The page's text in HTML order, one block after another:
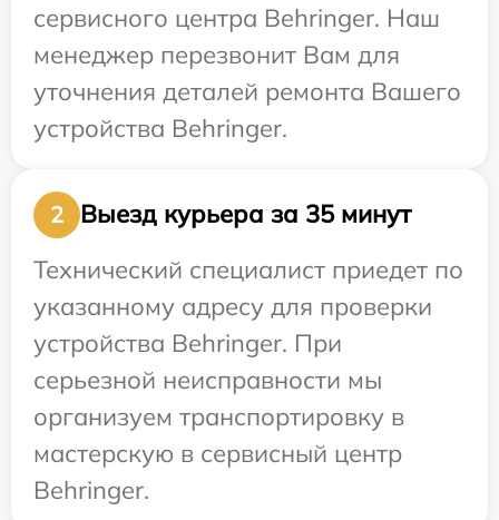
сервисного центра Behringer. Наш
менеджер перезвонит Вам для
уточнения деталей ремонта Вашего
устройства Behringer.
2
Выезд курьера за 35 минут
Технический специалист приедет по
указанному адресу для проверки
устройства Behringer. При
серьезной неисправности мы
организуем транспортировку в
мастерскую в сервисный центр
Behringer.